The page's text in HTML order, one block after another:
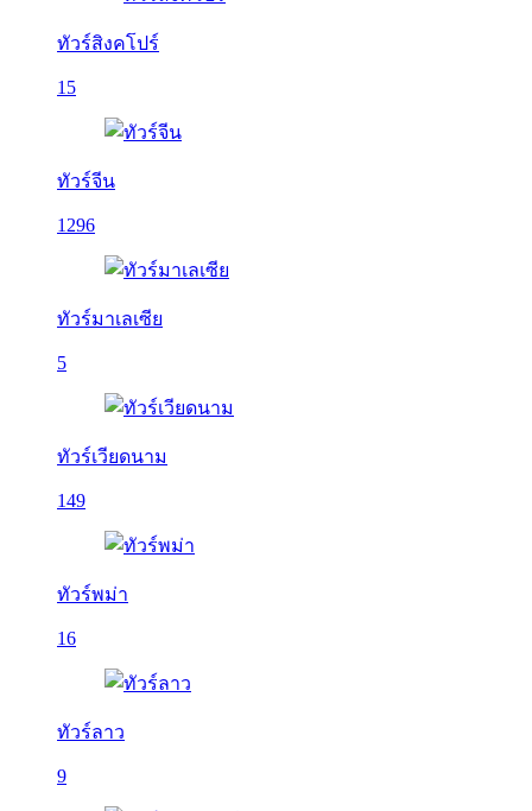
ทัวร์สิงคโปร์
15
ทัวร์จีน
1296
ทัวร์มาเลเซีย
5
ทัวร์เวียดนาม
149
ทัวร์พม่า
16
ทัวร์ลาว
9